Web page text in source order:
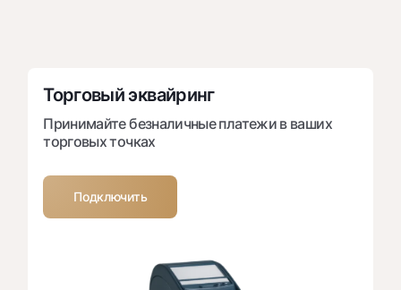
Торговый эквайринг
Принимайте безналичные платежи в ваших
торговых точках
Подключить